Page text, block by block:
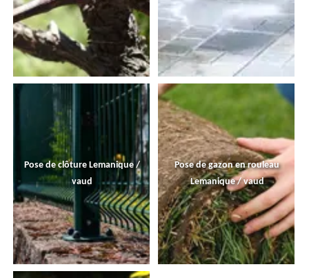
Pose de clôture Lemanique /
vaud
Pose de gazon en rouleau
Lemanique / vaud